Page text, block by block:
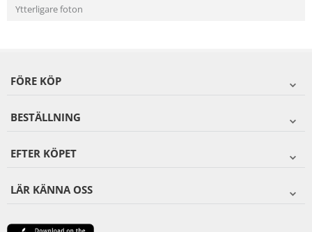
Ytterligare foton
FÖRE KÖP
BESTÄLLNING
EFTER KÖPET
LÄR KÄNNA OSS